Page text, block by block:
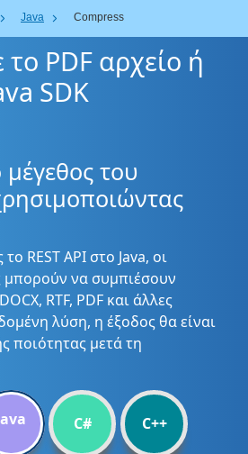
Java Compress
PDF αρχείο ή
SDK
του
REST API στο Java, οι
μπορούν να συμπιέσουν
RTF, PDF και άλλες
λύση, η έξοδος θα είναι
ποιότητας μετά τη
C# C++